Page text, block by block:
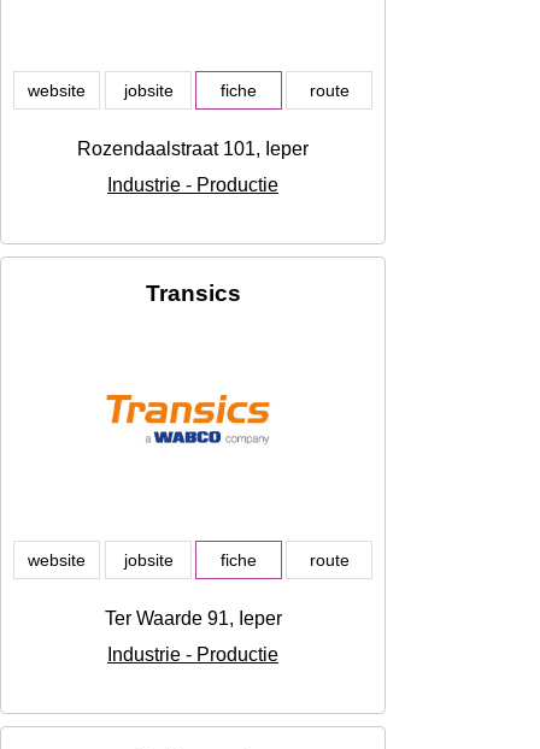
website jobsite fiche route
Rozendaalstraat 101, Ieper
Industrie - Productie
Transics
website jobsite fiche route
Ter Waarde 91, Ieper
Industrie - Productie